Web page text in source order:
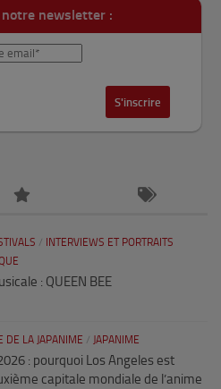
newsletter :
/
INTERVIEWS ET PORTRAITS
: QUEEN BEE
DE LA JAPANIME / JAPANIME
: pourquoi Los Angeles est
capitale mondiale de l’anime